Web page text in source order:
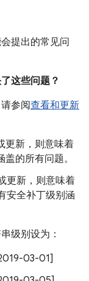
提出的常见问
这些问题？
参阅查看和更新
更新，则意味着
的所有问题。
更新，则意味着
安全补丁级别涵
级别设为：
03-01]